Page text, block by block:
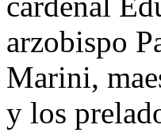
arzobispo
Marini,
y los